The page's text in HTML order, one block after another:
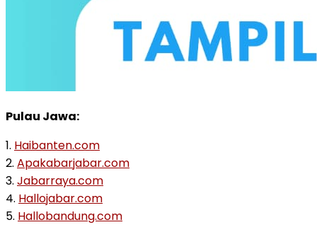
Pulau Jawa:
1. Haibanten.com
2. Apakabarjabar.com
3. Jabarraya.com
4. Hallojabar.com
5. Hallobandung.com